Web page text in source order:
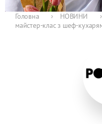
Головна › НОВИНИ ›
майстер-клас з шеф-